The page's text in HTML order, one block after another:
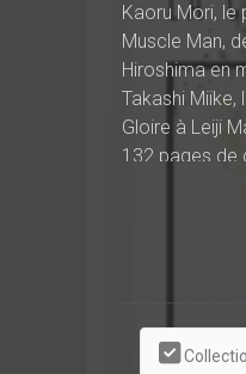
Kaoru Mori, le
Muscle Man,
Hiroshima en
Takashi Miike,
Gloire à Leiji
132 pages de